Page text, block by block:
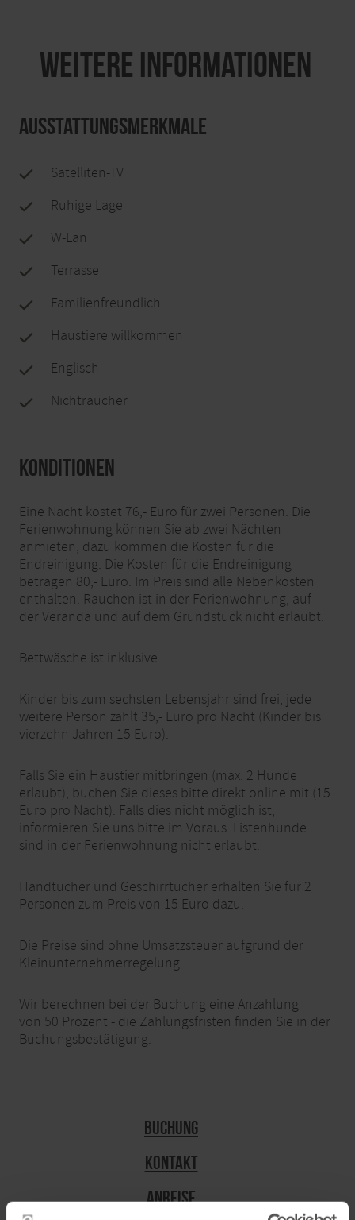
Weitere Informationen
Ausstattungsmerkmale
Satelliten-TV
Ruhige Lage
W-Lan
Terrasse
Familienfreundlich
Haustiere willkommen
Englisch
Nichtraucher
Konditionen
Eine Nacht kostet 76,- Euro für zwei Personen. Die
Ferienwohnung können Sie ab zwei Nächten
anmieten, dazu kommen die Kosten für die
Endreinigung. Die Kosten für die Endreinigung
betragen 80,- Euro. Im Preis sind alle Nebenkosten
enthalten. Rauchen ist in der Ferienwohnung, auf
der Veranda und auf dem Grundstück nicht erlaubt.
Bettwäsche ist inklusive.
Kinder bis zum sechsten Lebensjahr sind frei, jede
weitere Person zahlt 35,- Euro pro Nacht (Kinder bis
vierzehn Jahren 15 Euro).
Falls Sie ein Haustier mitbringen (max. 2 Hunde
erlaubt), buchen Sie dieses bitte direkt online mit (15
Euro pro Nacht). Falls dies nicht möglich ist,
informieren Sie uns bitte im Voraus. Listenhunde
sind in der Ferienwohnung nicht erlaubt.
Handtücher und Geschirrtücher erhalten Sie für 2
Personen zum Preis von 15 Euro dazu.
Die Preise sind ohne Umsatzsteuer aufgrund der
Kleinunternehmerregelung.
Wir berechnen bei der Buchung eine Anzahlung
von 50 Prozent - die Zahlungsfristen finden Sie in der
Buchungsbestätigung.
Buchung
Kontakt
Anreise